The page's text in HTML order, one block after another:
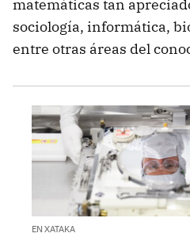
matemáticas tan
sociología, informática,
entre otras áreas del
EN XATAKA